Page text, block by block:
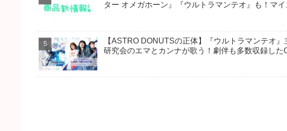
ター オメガホーン』『ウルトラマンテオ』も！マ
【ASTRO DONUTSの正体】『ウルトラマンテオ
研究会のエマとカンナが歌う！劇伴も多数収録した